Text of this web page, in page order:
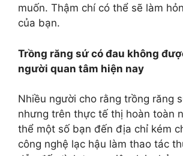
muốn. Thậm chí có thể sẽ làm
của bạn.
Trồng răng sứ có đau không
người quan tâm hiện nay
Nhiều người cho rằng trồng răng
nhưng trên thực tế thị hoàn toàn
thể một số bạn đến địa chỉ kém
công nghệ lạc hậu làm thao tác